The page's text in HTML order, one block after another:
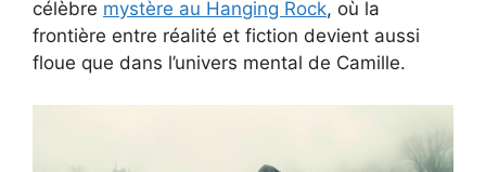
célèbre mystère au Hanging Rock, où la
frontière entre réalité et fiction devient aussi
floue que dans l’univers mental de Camille.